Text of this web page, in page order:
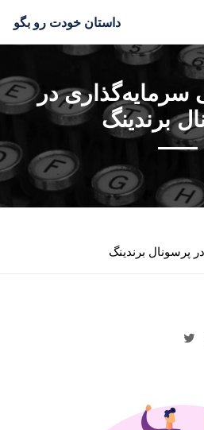
داستان خودت رو بگو
سرمایه‌گذاری در
برندینگ